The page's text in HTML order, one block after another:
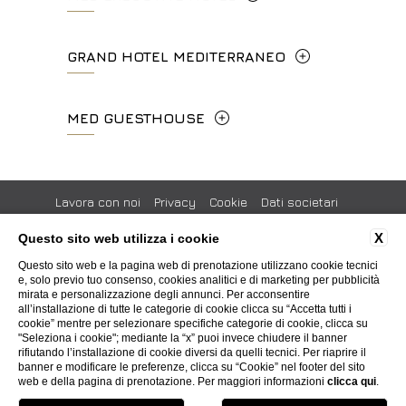
booking.hc@fhhotelgroup.it
+39 055 597252
info.vf@fhhotelgroup.it
booking.vf@fhhotelgroup.it
P.Iva 00434210480
+39 055 06 92 860
info.meh@fhhotelgroup.it
P.Iva 0043421 048 0
GRAND HOTEL MEDITERRANEO
+39 055 660241
info.ghm@fhhotelgroup.it
booking.ghm@fhhotelgroup.it
P.Iva 00434210480
MED GUESTHOUSE
booking.mgh@fhhotelgroup.it
P.Iva 00434210480
Lavora con noi Privacy Cookie
Dati societari
Whistleblowing
Accessibilità
WEBSITE BY BLASTNESS
X
Questo sito web utilizza i cookie
Questo sito web e la pagina web di prenotazione utilizzano cookie tecnici
e, solo previo tuo consenso, cookies analitici e di marketing per pubblicità
mirata e personalizzazione degli annunci. Per acconsentire
all’installazione di tutte le categorie di cookie clicca su “Accetta tutti i
cookie” mentre per selezionare specifiche categorie di cookie, clicca su
"Seleziona i cookie"; mediante la “x” puoi invece chiudere il banner
rifiutando l’installazione di cookie diversi da quelli tecnici. Per riaprire il
banner e modificare le preferenze, clicca su “Cookie” nel footer del sito
web e della pagina di prenotazione. Per maggiori informazioni clicca qui.